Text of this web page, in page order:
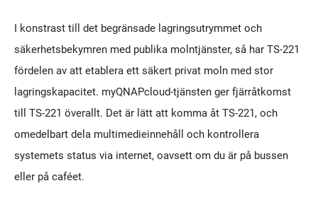
I konstrast till det begränsade lagringsutrymmet och
säkerhetsbekymren med publika molntjänster, så har TS-221
fördelen av att etablera ett säkert privat moln med stor
lagringskapacitet. myQNAPcloud-tjänsten ger fjärråtkomst
till TS-221 överallt. Det är lätt att komma åt TS-221, och
omedelbart dela multimedieinnehåll och kontrollera
systemets status via internet, oavsett om du är på bussen
eller på caféet.